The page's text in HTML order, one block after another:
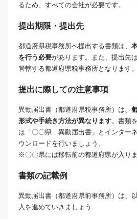
るため、すべての会社が必要です。
提出期限・提出先
都道府県税事務所へ提出する書類は、
を行う必要があります。また、提出先
管轄する都道府県税事務所となります。
提出に際しての注意事項
異動届出書（都道府県税事務所）は、
形式や手続き方法が異なります。書類
は「〇〇県 異動届出書」とインター
ウンロードを行いましょう。
※〇〇県には移転前の都道府県が入り
書類の記載例
異動届出書（都道府県前事務所）は、
入を進めていきましょう